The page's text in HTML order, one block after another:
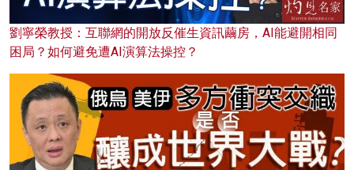
劉寧榮教授：互聯網的開放反催生資訊繭房，AI能避開相同
困局？如何避免遭AI演算法操控？